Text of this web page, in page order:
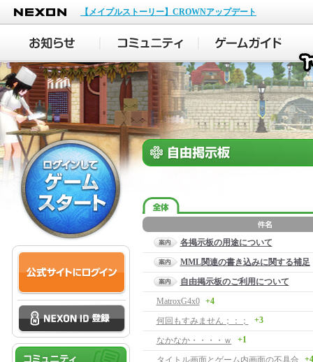
NEXON
【メイプルストーリー】CROWNアップデート
各掲示板の用途について
MML関連の書き込みに関する補足
自由掲示板のご利用について
MatroxG4x0
+4
何回もすみません；：；
+3
なかなか・・・・ｗ +1
タイトル画面とゲーム内画面の不具合 +4